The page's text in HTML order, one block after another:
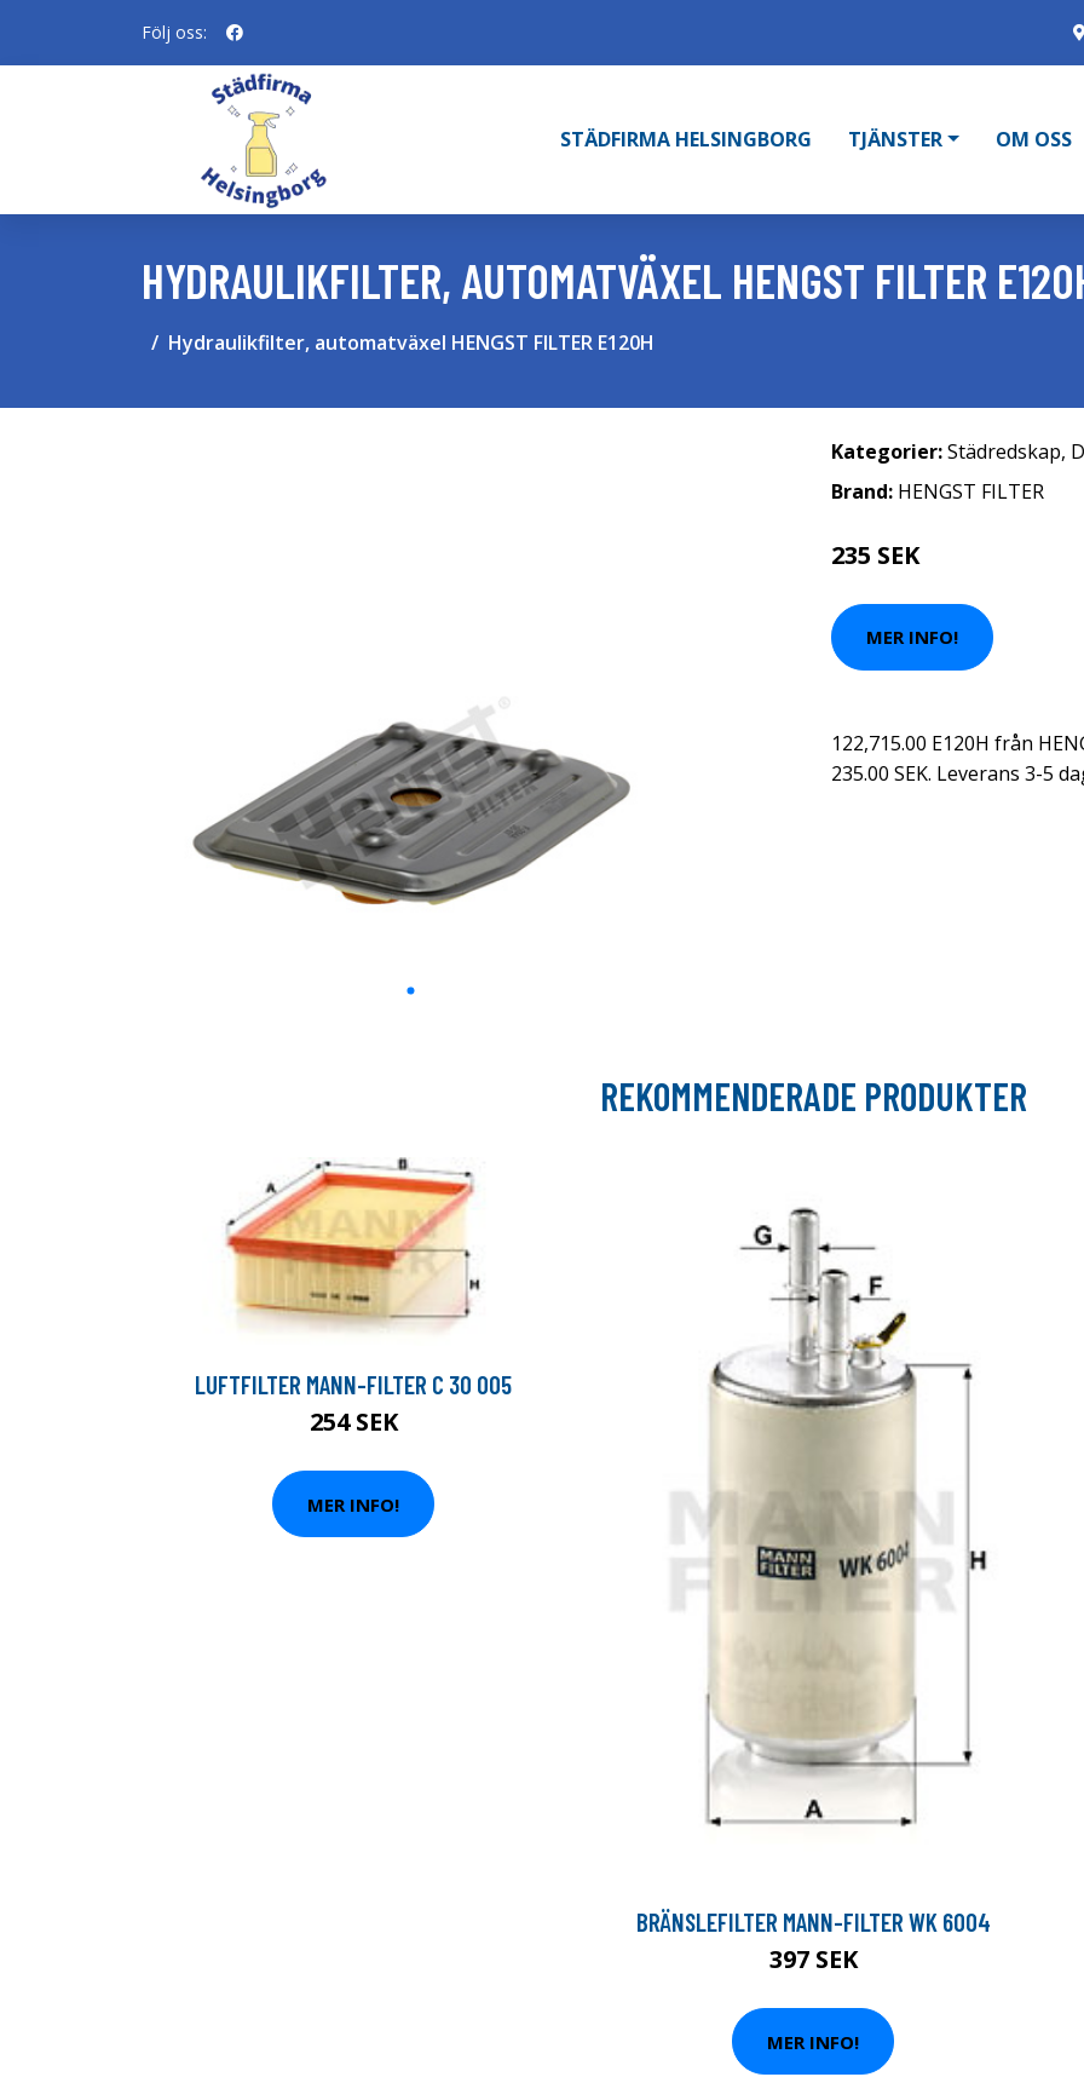
Följ oss:
STÄDFIRMA HELSINGBORG TJÄNSTER OM OSS
HYDRAULIKFILTER, AUTOMATVÄXEL HENGST FILTER
Hydraulikfilter, automatväxel HENGST FILTER E120H
Kategorier:Städredskap,
Brand: HENGST FILTER
235 SEK
MER INFO!
122,715.00 E120H från
235.00 SEK. Leverans 3-5
REKOMMENDERADE PRODUKTER
LUFTFILTER MANN-FILTER C 30 005
254 SEK
MER INFO!
BRÄNSLEFILTER MANN-FILTER WK 6004
397 SEK
MER INFO!